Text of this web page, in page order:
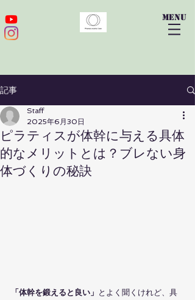
​menu
記事
ピラティスが体幹に与える具体
的なメリットとは？ブレない身
体づくりの秘訣
Staff
2025年6月30日
「体幹を鍛えると良い」 とよく聞くけれど、具